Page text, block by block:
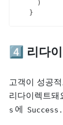
)
}
4️⃣ 리다
고객이 성공
리다이렉트돼
s 에